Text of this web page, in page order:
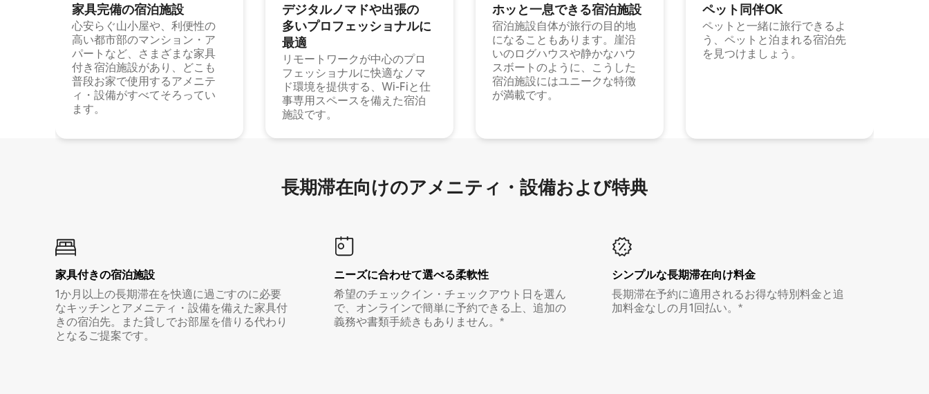
家具完備の宿⁠泊⁠施⁠設
心安らぐ山小屋や、利便性の
高い都市部のマンション・ア
パートなど、さまざまな家具
付き宿泊施設があり、どこも
普段お家で使用するアメニテ
ィ・設備がすべてそろってい
ます。
デジタルノマドや出⁠張⁠の
多⁠いプ⁠ロ⁠フ⁠ェ⁠ッ⁠シ⁠ョ⁠ナ⁠ル⁠に
最⁠適
リモートワークが中心のプロ
フェッショナルに快適なノマ
ド環境を提供する、Wi-Fiと仕
事専用スペースを備えた宿泊
施設です。
ホッと一⁠息⁠で⁠き⁠る宿⁠泊施⁠設
宿泊施設自体が旅行の目的地
になることもあります。崖沿
いのログハウスや静かなハウ
スボートのように、こうした
宿泊施設にはユニークな特徴
が満載です。
ペット同⁠伴OK
ペットと一緒に旅行できるよ
う、ペットと泊まれる宿泊先
を見つけましょう。
長期滞在向け⁠のア⁠メ⁠ニ⁠テ⁠ィ⁠・設⁠備⁠および特⁠典
家具付き⁠の宿⁠泊⁠施⁠設
1か月以上の長期滞在を快適に過ごすのに必要
なキッチンとアメニティ・設備を備えた家具付
きの宿泊先。また貸しでお部屋を借りる代わり
となるご提案です。
ニーズに合わせて選べる柔軟性
希望のチェックイン・チェックアウト日を選ん
で、オンラインで簡単に予約できる上、追加の
義務や書類手続きもありません。*
シンプルな長期滞在向け料金
長期滞在予約に適用されるお得な特別料金と追
加料金なしの月1回払い。*